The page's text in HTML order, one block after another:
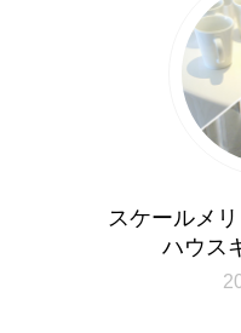
スケールメ
ハウス